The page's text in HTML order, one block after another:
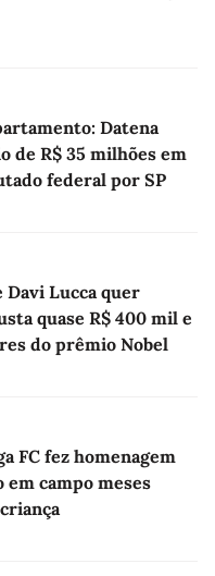
Datena
de R$ 35 milhões em
federal por SP
Lucca quer
quase R$ 400 mil e
do prêmio Nobel
FC fez homenagem
campo meses